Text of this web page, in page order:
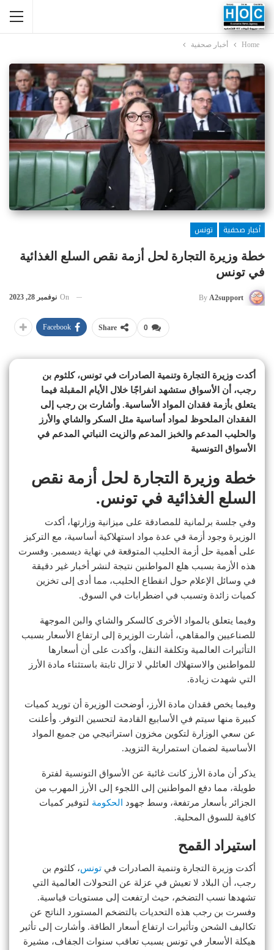
Home أخبار صحفية
أخبار صحفية
تونس
خطة وزيرة التجارة لحل أزمة نقص السلع الغذائية
في تونس
By A2support
On نوفمبر 28, 2023
0
Share
Facebook
أكدت وزيرة التجارة وتنمية الصادرات في تونس، كلثوم بن
رجب، أن الأسواق ستشهد انفراجًا خلال الأيام المقبلة فيما
يتعلق بأزمة فقدان المواد الأساسية. وأشارت بن رجب إلى
الفقدان الملحوظ لمواد أساسية مثل السكر والشاي والأرز
والحليب المدعم والخبز المدعم والزيت النباتي المدعم في
الأسواق التونسية
خطة وزيرة التجارة لحل أزمة نقص
السلع الغذائية في تونس.
وفي جلسة برلمانية للمصادقة على ميزانية وزارتها، أكدت
الوزيرة وجود أزمة في عدة مواد استهلاكية أساسية، مع التركيز
على أهمية حل أزمة الحليب المتوقعة في نهاية ديسمبر. وفسرت
هذه الأزمة بسبب هلع المواطنين نتيجة لنشر أخبار غير دقيقة
في وسائل الإعلام حول انقطاع الحليب، مما أدى إلى تخزين
كميات زائدة وتسبب في اضطرابات في السوق.
وفيما يتعلق بالمواد الأخرى كالسكر والشاي والبن الموجهة
للصناعيين والمقاهي، أشارت الوزيرة إلى ارتفاع الأسعار بسبب
التأثيرات العالمية وتكلفة النقل، وأكدت على أن أسعارها
للمواطنين والاستهلاك العائلي لا تزال ثابتة باستثناء مادة الأرز
التي شهدت زيادة.
وفيما يخص فقدان مادة الأرز، أوضحت الوزيرة أن توريد كميات
كبيرة منها سيتم في الأسابيع القادمة لتحسين التوفر. وأعلنت
عن سعي الوزارة لتكوين مخزون استراتيجي من جميع المواد
الأساسية لضمان استمرارية التزويد.
يذكر أن مادة الأرز كانت غائبة عن الأسواق التونسية لفترة
طويلة، مما دفع المواطنين إلى اللجوء إلى الأرز المهرب من
الجزائر بأسعار مرتفعة، وسط جهود
الحكومة لتوفير كميات
كافية للسوق المحلية.
استيراد القمح
أكدت وزيرة التجارة وتنمية الصادرات في تونس، كلثوم بن
رجب، أن البلاد لا تعيش في عزلة عن التحولات العالمية التي
تشهدها نسب التضخم، حيث ارتفعت إلى مستويات قياسية.
وفسرت بن رجب هذه التحديات بالتضخم المستورد الناتج عن
تكاليف الشحن وتأثيرات ارتفاع أسعار الطاقة. وأشارت إلى تأثير
هيكلة الأسعار في تونس بسبب تعاقب سنوات الجفاف، مشيرة